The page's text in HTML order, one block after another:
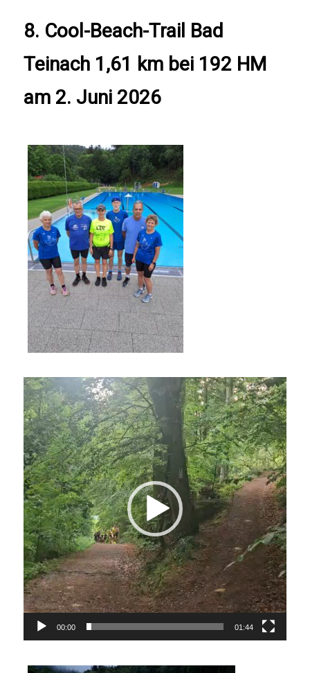
8. Cool-Beach-Trail Bad
Teinach 1,61 km bei 192 HM
am 2. Juni 2026
Video-
Player
00:00 01:44